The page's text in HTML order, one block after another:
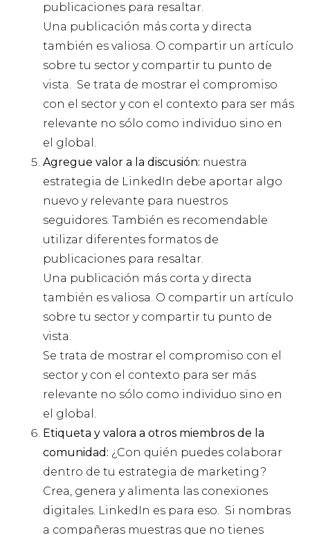
publicaciones para resaltar.
Una publicación más corta y directa
también es valiosa. O compartir un artículo
sobre tu sector y compartir tu punto de
vista. Se trata de mostrar el compromiso
con el sector y con el contexto para ser más
relevante no sólo como individuo sino en
el global.
Agregue valor a la discusión: nuestra
estrategia de LinkedIn debe aportar algo
nuevo y relevante para nuestros
seguidores. También es recomendable
utilizar diferentes formatos de
publicaciones para resaltar.
Una publicación más corta y directa
también es valiosa. O compartir un artículo
sobre tu sector y compartir tu punto de
vista.
Se trata de mostrar el compromiso con el
sector y con el contexto para ser más
relevante no sólo como individuo sino en
el global.
Etiqueta y valora a otros miembros de la
comunidad: ¿Con quién puedes colaborar
dentro de tu estrategia de marketing?
Crea, genera y alimenta las conexiones
digitales. LinkedIn es para eso. Si nombras
a compañeras muestras que no tienes